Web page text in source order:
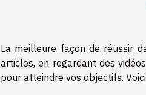
La meilleure façon de réussir
articles, en regardant des
pour atteindre vos objectifs.